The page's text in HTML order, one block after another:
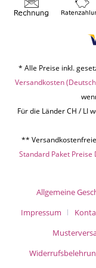
* Alle Preise inkl.
Versandkosten
Für die Länder CH / LI
**
Standard Paket Preise
Allgemeine
Impressum